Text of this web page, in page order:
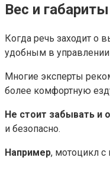
Вес и габариты
Когда речь заходит о
удобным в
Многие эксперты
более комфортную
Не стоит забывать и
и безопасно.​
Например, мотоцикл